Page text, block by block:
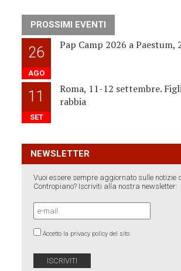
PROSSIMI EVENTI
26
AGO
Pap Camp 2026 a Paestum,
11
SET
Roma, 11-12 settembre.
rabbia
NEWSLETTER
Vuoi essere sempre aggiornato sulle notizie
Contropiano? Iscriviti alla nostra newsletter:
Accetto la privacy policy del sito